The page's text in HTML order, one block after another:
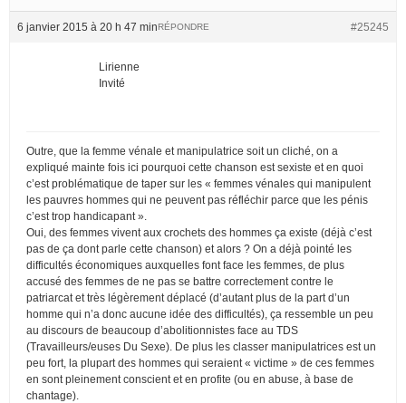
6 janvier 2015 à 20 h 47 min #25245
RÉPONDRE
Lirienne
Invité
Outre, que la femme vénale et manipulatrice soit un cliché, on a
expliqué mainte fois ici pourquoi cette chanson est sexiste et en quoi
c’est problématique de taper sur les « femmes vénales qui manipulent
les pauvres hommes qui ne peuvent pas réfléchir parce que les pénis
c’est trop handicapant ».
Oui, des femmes vivent aux crochets des hommes ça existe (déjà c’est
pas de ça dont parle cette chanson) et alors ? On a déjà pointé les
difficultés économiques auxquelles font face les femmes, de plus
accusé des femmes de ne pas se battre correctement contre le
patriarcat et très légèrement déplacé (d’autant plus de la part d’un
homme qui n’a donc aucune idée des difficultés), ça ressemble un peu
au discours de beaucoup d’abolitionnistes face au TDS
(Travailleurs/euses Du Sexe). De plus les classer manipulatrices est un
peu fort, la plupart des hommes qui seraient « victime » de ces femmes
en sont pleinement conscient et en profite (ou en abuse, à base de
chantage).